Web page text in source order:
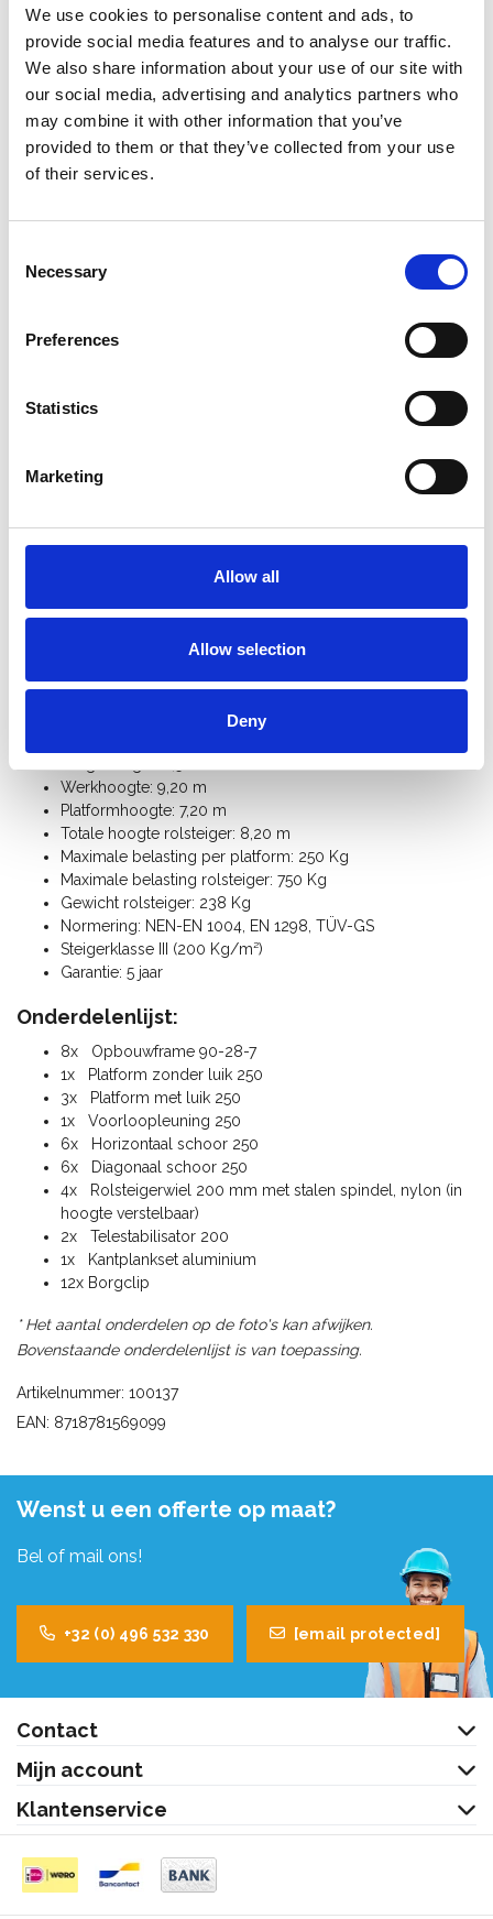
We use cookies to personalise content and ads, to
provide social media features and to analyse our traffic.
We also share information about your use of our site with
our social media, advertising and analytics partners who
may combine it with other information that you’ve
provided to them or that they’ve collected from your use
of their services.
Selection
Necessary
Preferences
Statistics
Marketing
Allow all
Allow selection
Deny
Product informatie Vergelijkbare producten
Euroscaffold rolsteiger Original 90x250
is ideaal voor
lichtgewicht aluminium constructie is deze rolsteiger eenvoudig
zorgen voor optimale stabiliteit en
mobiliteit tijdens het werken. Het
buitengebruiken biedt meer veiligheid en comfort dan een
installatiewerkzaamheden. Met de Euroscaffold rolstelling
kies je voor een duurzame, stabiele en betrouwbare oplossing
steigeronderdelen zijn los verkrijgbaar.
Werkhoogte: 9,20 m
Platformhoogte: 7,20 m
Totale hoogte rolsteiger: 8,20 m
Maximale belasting per platform: 250 Kg
Maximale belasting rolsteiger: 750 Kg
Gewicht rolsteiger: 238 Kg
Normering: NEN-EN 1004, EN 1298, TÜV-GS
Steigerklasse III (200 Kg/m²)
Garantie: 5 jaar
Onderdelenlijst:
8x Opbouwframe 90-28-7
1x Platform zonder luik 250
3x Platform met luik 250
1x Voorloopleuning 250
6x Horizontaal schoor 250
6x Diagonaal schoor 250
4x Rolsteigerwiel 200 mm met stalen spindel, nylon (in
hoogte verstelbaar)
2x Telestabilisator 200
1x Kantplankset aluminium
12x Borgclip
* Het aantal onderdelen op de foto's kan afwijken.
Bovenstaande onderdelenlijst is van toepassing.
Artikelnummer: 100137
EAN: 8718781569099
Wenst u een offerte op maat?
Bel of mail ons!
+32 (0) 496 532 330 [email protected]
Contact
Mijn account
Klantenservice